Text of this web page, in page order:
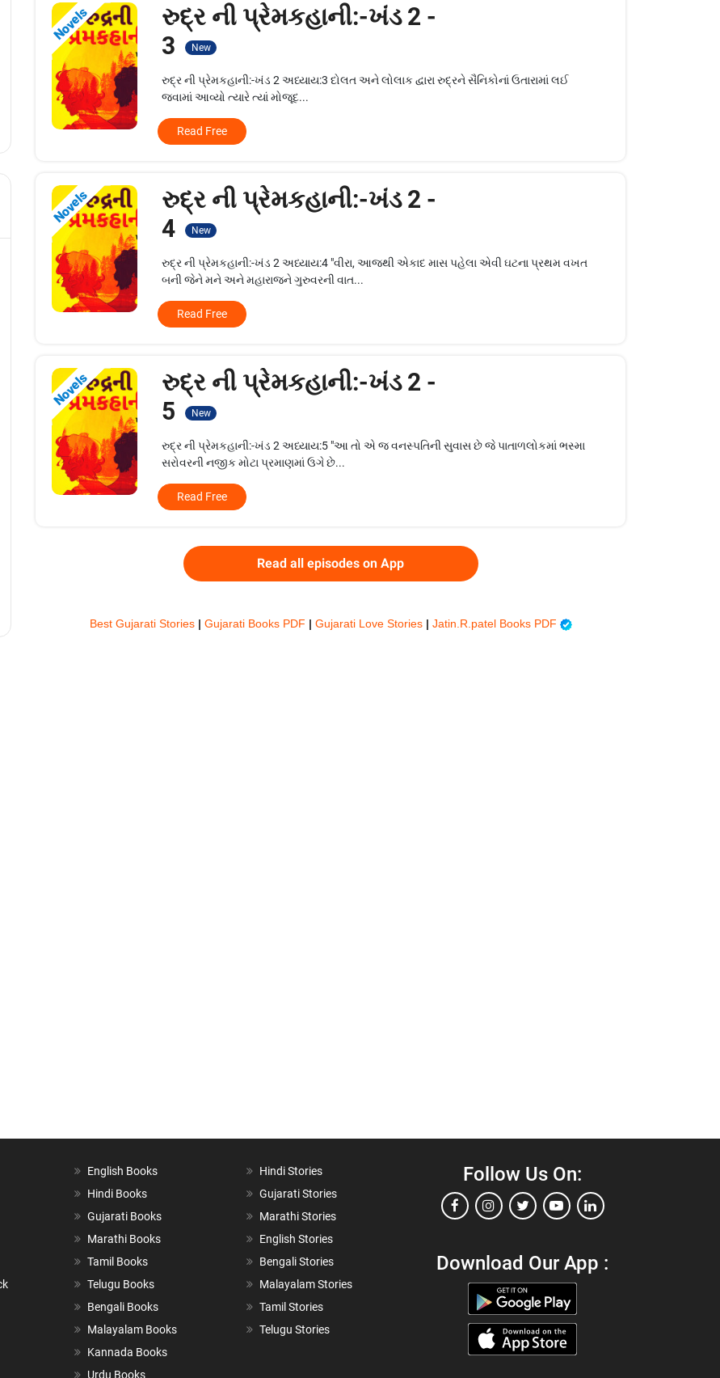
Novels
રુદ્ર ની પ્રેમકહાની:-ખંડ 2 -
3
New
રુદ્ર ની પ્રેમકહાની:-ખંડ 2 અધ્યાય:3 દોલત અને લોલાક દ્વારા રુદ્રને સૈનિકોનાં ઉતારામાં લઈ
જવામાં આવ્યો ત્યારે ત્યાં મોજૂદ...
Read Free
Novels
રુદ્ર ની પ્રેમકહાની:-ખંડ 2 -
4
New
રુદ્ર ની પ્રેમકહાની:-ખંડ 2 અધ્યાય:4 "વીરા, આજથી એકાદ માસ પહેલા એવી ઘટના પ્રથમ વખત
બની જેને મને અને મહારાજને ગુરુવરની વાત...
Read Free
Novels
રુદ્ર ની પ્રેમકહાની:-ખંડ 2 -
5
New
રુદ્ર ની પ્રેમકહાની:-ખંડ 2 અધ્યાય:5 "આ તો એ જ વનસ્પતિની સુવાસ છે જે પાતાળલોકમાં ભસ્મા
સરોવરની નજીક મોટા પ્રમાણમાં ઉગે છે...
Read Free
Read all episodes on App
Best Gujarati Stories | Gujarati Books PDF | Gujarati Love Stories | Jatin.R.patel Books PDF
English Books
Hindi Books
Gujarati Books
Marathi Books
Tamil Books
Telugu Books
Bengali Books
Malayalam Books
Kannada Books
Urdu Books
Hindi Stories
Gujarati Stories
Marathi Stories
English Stories
Bengali Stories
Malayalam Stories
Tamil Stories
Telugu Stories
Follow Us On:
Download Our App :